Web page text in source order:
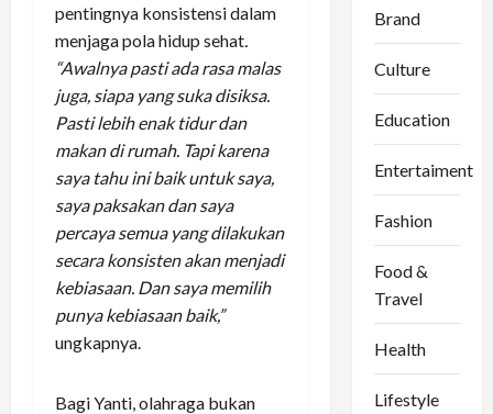
pentingnya konsistensi dalam
menjaga pola hidup sehat
“Awalnya pasti ada rasa malas
juga, siapa yang suka disiksa.
Pasti lebih enak tidur dan
makan di rumah. Tapi karena
saya tahu ini baik untuk saya,
saya paksakan dan saya
percaya semua yang dilakukan
secara konsisten akan menjadi
kebiasaan. Dan saya memilih
punya kebiasaan baik,”
ungkapnya.
Bagi Yanti, olahraga bukan
Brand
Culture
Education
Entertaiment
Fashion
Food &
Travel
Health
Lifestyle